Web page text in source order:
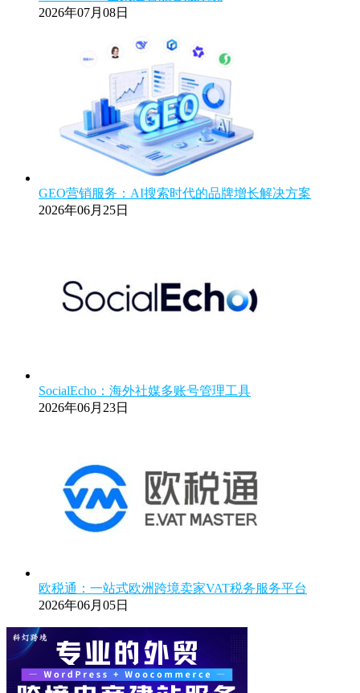
2026年07月08日
GEO营销服务：AI搜索时代的品牌增长解决方案
2026年06月25日
SocialEcho：海外社媒多账号管理工具
2026年06月23日
欧税通：一站式欧洲跨境卖家VAT税务服务平台
2026年06月05日